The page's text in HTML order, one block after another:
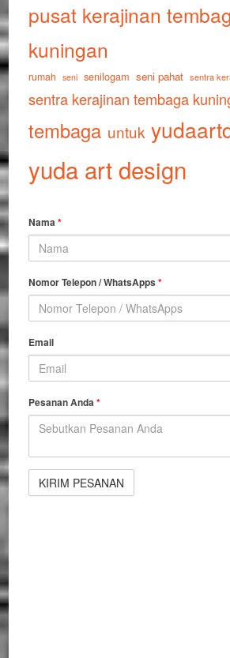
pusat kerajinan
kuningan
rumah seni senilogam seni pahat sentra
sentra kerajinan tembaga
tembaga untuk
yuda art design
Nama*
Nomor Telepon / WhatsApps*
Email
Pesanan Anda*